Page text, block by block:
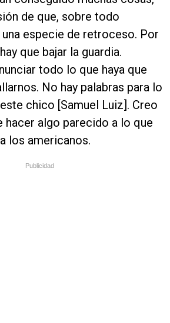
de que, sobre todo
especie de retroceso. Por
que bajar la guardia.
todo lo que haya que
No hay palabras para lo
chico [Samuel Luiz]. Creo
hacer algo parecido a lo que
los americanos.
Publicidad